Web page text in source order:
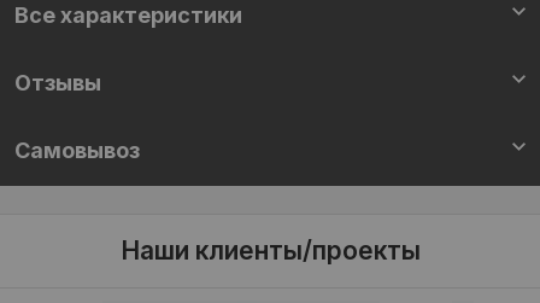
Все характеристики
Отзывы
Самовывоз
Наши клиенты/проекты